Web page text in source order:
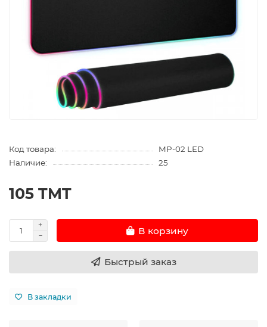
Код товара:
MP-02 LED
Наличие:
25
105 TMT
В корзину
Быстрый заказ
В закладки